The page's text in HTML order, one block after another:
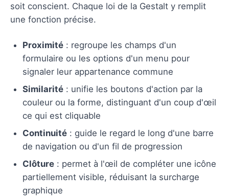
soit conscient. Chaque loi de la Gestalt y remplit
une fonction précise.
Proximité : regroupe les champs d'un
formulaire ou les options d'un menu pour
signaler leur appartenance commune
Similarité : unifie les boutons d'action par la
couleur ou la forme, distinguant d'un coup d'œil
ce qui est cliquable
Continuité : guide le regard le long d'une barre
de navigation ou d'un fil de progression
Clôture : permet à l'œil de compléter une icône
partiellement visible, réduisant la surcharge
graphique